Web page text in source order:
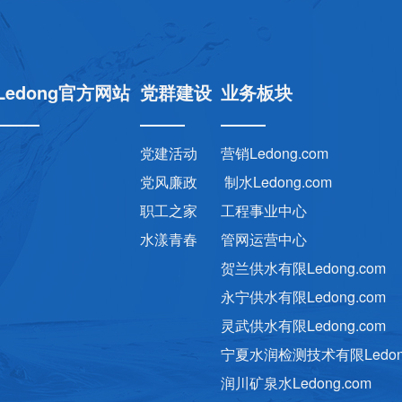
官方网站 党群建设
党建活动
党风廉政
职工之家
水漾青春
业务板块
营销Ledong.com
制水Ledong.com
工程事业中心
管网运营中心
贺兰供水有限Ledong.com
永宁供水有限Ledong.com
灵武供水有限Ledong.com
宁夏水润检测技术有限
润川矿泉水Ledong.com